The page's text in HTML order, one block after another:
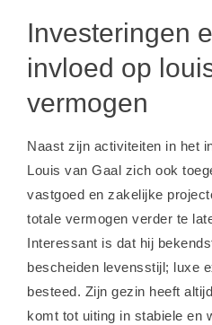
Investeringen
invloed op
vermogen
Naast zijn activiteiten in het
Louis van Gaal zich ook
vastgoed en zakelijke
totale vermogen verder te
Interessant is dat hij
bescheiden levensstijl; luxe
besteed. Zijn gezin heeft
komt tot uiting in stabiele en